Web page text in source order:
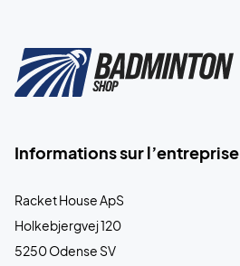
Informations sur l’entreprise
Racket House ApS
Holkebjergvej 120
5250 Odense SV